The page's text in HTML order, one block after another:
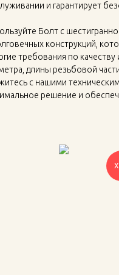
и гарантирует
Болт с
конструкций,
требования по
длины резьбовой
с нашими
решение и